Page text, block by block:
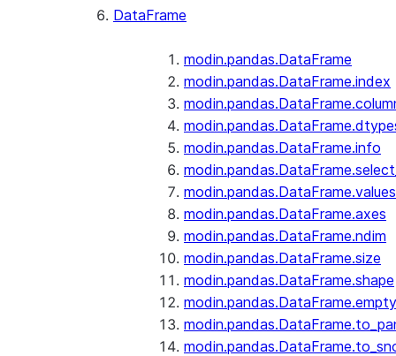
DataFrame
modin.pandas.DataFrame
modin.pandas.DataFrame.index
modin.pandas.DataFrame.info
modin.pandas.DataFrame.values
modin.pandas.DataFrame.axes
modin.pandas.DataFrame.ndim
modin.pandas.DataFrame.size
modin.pandas.DataFrame.shape
modin.pandas.DataFrame.empty